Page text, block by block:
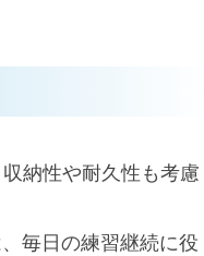
納性や耐久性も考慮
毎日の練習継続に役